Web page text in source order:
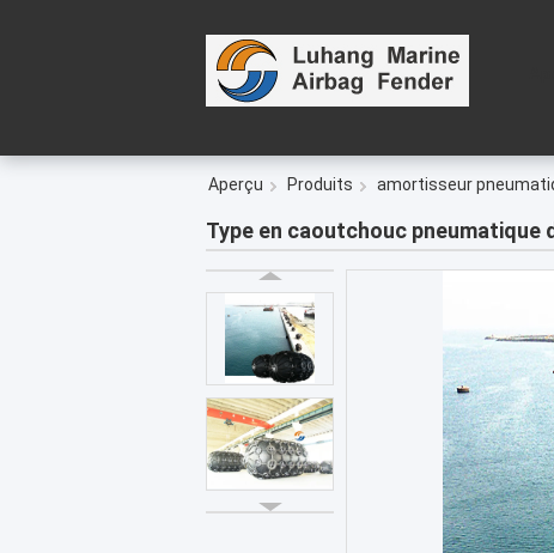
Aperçu Produits amortisseur
Type en caoutchouc